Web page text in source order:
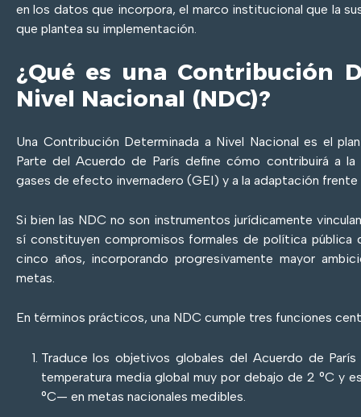
en los datos que incorpora, el marco institucional que la
que plantea su implementación.
¿Qué es una Contribución
Nivel Nacional (NDC)?
Una Contribución Determinada a Nivel Nacional es el
Parte del Acuerdo de París define cómo contribuirá a
gases de efecto invernadero (GEI) y a la adaptación
Si bien las NDC no son instrumentos jurídicamente
sí constituyen compromisos formales de política pública
cinco años, incorporando progresivamente mayor
metas.
En términos prácticos, una NDC cumple tres funciones
Traduce los objetivos globales del Acuerdo de
temperatura media global muy por debajo de 2 °C y
°C— en metas nacionales medibles.